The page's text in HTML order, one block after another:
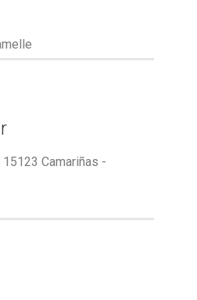
Camariñas -